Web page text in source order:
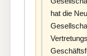
hat die